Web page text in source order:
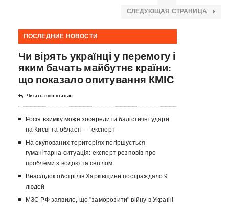
СЛЕДУЮЩАЯ СТРАНИЦА
ПОСЛЕДНИЕ НОВОСТИ
Чи вірять українці у перемогу і
яким бачать майбутнє країни:
що показало опитування КМІС
Читать всю статью
Росія взимку може зосередити балістичні удари
на Києві та області — експерт
На окупованих територіях погіршується
гуманітарна ситуація: експерт розповів про
проблеми з водою та світлом
Внаслідок обстрілів Харківщини постраждало 9
людей
МЗС РФ заявило, що "заморозити" війну в Україні